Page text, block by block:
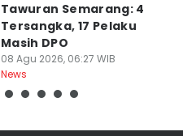
Tawuran Semarang: 4
Tersangka, 17 Pelaku
Masih DPO
08 Agu 2026, 06:27 WIB
News